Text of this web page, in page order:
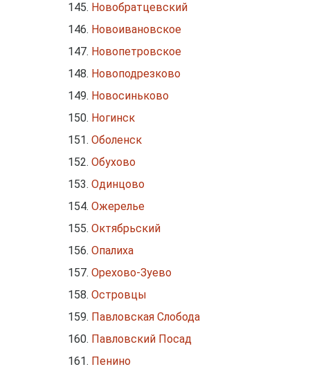
Новобратцевский
Новоивановское
Новопетровское
Новоподрезково
Новосиньково
Ногинск
Оболенск
Обухово
Одинцово
Ожерелье
Октябрьский
Опалиха
Орехово-Зуево
Островцы
Павловская Слобода
Павловский Посад
Пенино